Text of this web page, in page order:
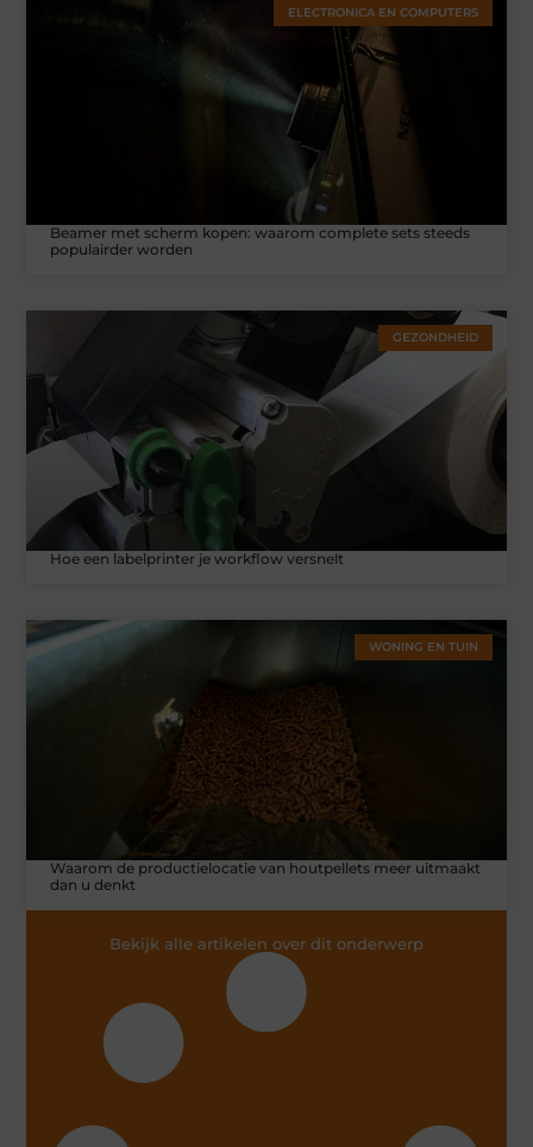
ELECTRONICA EN COMPUTERS
Beamer met scherm kopen: waarom complete sets steeds
populairder worden
GEZONDHEID
Hoe een labelprinter je workflow versnelt
WONING EN TUIN
Waarom de productielocatie van houtpellets meer uitmaakt
dan u denkt
Bekijk alle artikelen over dit onderwerp